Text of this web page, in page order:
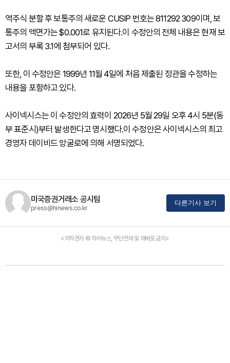
역주식 분할 후 보통주의 새로운 CUSIP 번호는 811292 309이며, 보
통주의 액면가는 $0.001로 유지된다.이 수정안의 전체 내용은 현재 보
고서의 부록 3.1에 첨부되어 있다.
또한, 이 수정안은 1999년 11월 4일에 처음 제출된 정관을 수정하는
내용을 포함하고 있다.
사이넥시스는 이 수정안의 효력이 2026년 5월 29일 오후 4시 5분(동
부 표준시)부터 발생한다고 명시했다.이 수정안은 사이넥시스의 최고
경영자 데이비드 앙굴로에 의해 서명되었다.
미국증권거래소 공시팀
press@hinews.co.kr
다른기사 보기
<저작권자 © 하이뉴스, 무단전재 및 재배포 금지>